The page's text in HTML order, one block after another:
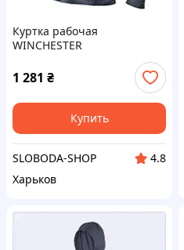
Куртка рабочая
WINCHESTER
1 281 ₴
Купить
SLOBODA-SHOP
4.8
Харьков